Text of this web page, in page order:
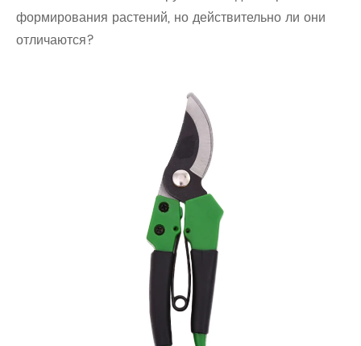
формирования растений, но действительно ли они
отличаются?